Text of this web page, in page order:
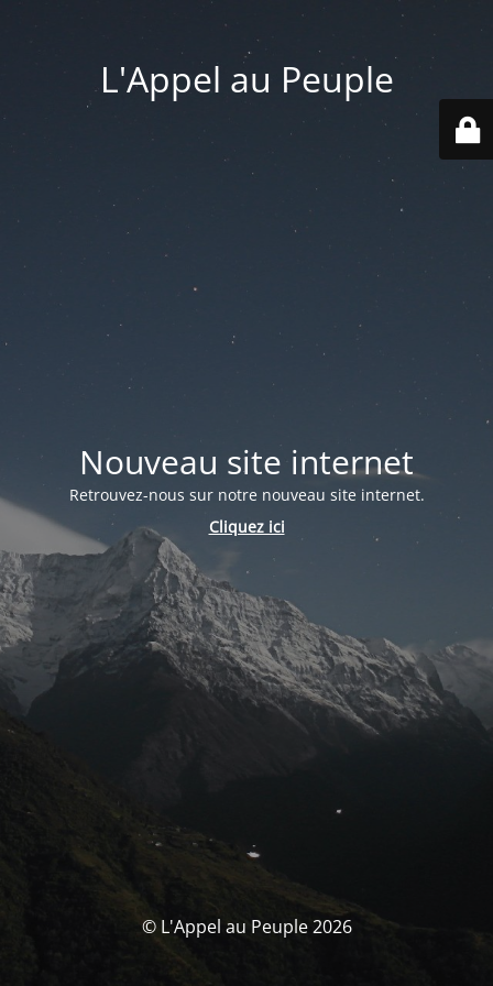
L'Appel au Peuple
Nouveau site internet
Retrouvez-nous sur notre nouveau site internet.
Cliquez ici
© L'Appel au Peuple 2026